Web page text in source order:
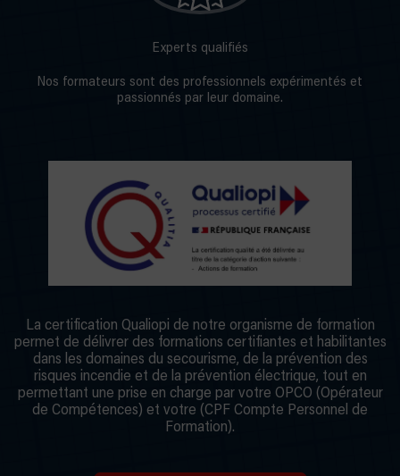
Experts qualifiés
Nos formateurs sont des professionnels expérimentés et
passionnés par leur domaine.
La certification Qualiopi de notre organisme de formation
permet de délivrer des formations certifiantes et habilitantes
dans les domaines du secourisme, de la prévention des
risques incendie et de la prévention électrique, tout en
permettant une prise en charge par votre OPCO (Opérateur
de Compétences) et votre (CPF Compte Personnel de
Formation).